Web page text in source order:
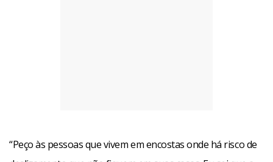
“Peço às pessoas que vivem em encostas onde há risco de